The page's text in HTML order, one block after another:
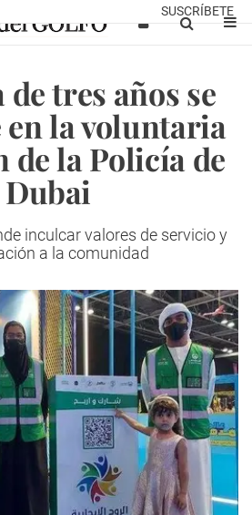
SUSCRÍBETE
tres años se
la voluntaria
de la Policía de
Dubai
inculcar valores de servicio y
a la comunidad